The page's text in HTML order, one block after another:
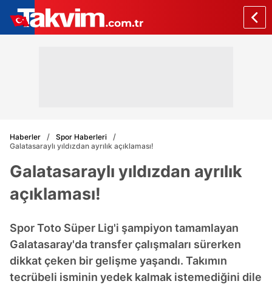
Haberler
Spor Haberleri
Galatasaraylı yıldızdan ayrılık açıklaması!
Galatasaraylı yıldızdan ayrılık
açıklaması!
Spor Toto Süper Lig'i şampiyon tamamlayan
Galatasaray'da transfer çalışmaları sürerken
dikkat çeken bir gelişme yaşandı. Takımın
tecrübeli isminin yedek kalmak istemediğini dile